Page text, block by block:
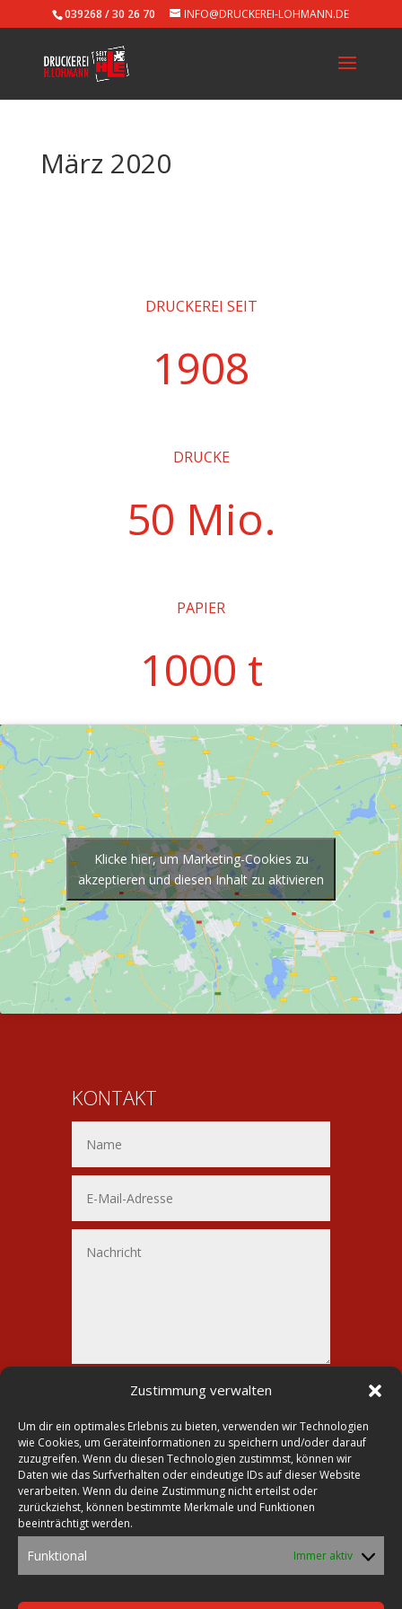
Zustimmung verwalten
Um dir ein optimales Erlebnis zu bieten, verwenden wir Technologien
wie Cookies, um Geräteinformationen zu speichern und/oder darauf
zuzugreifen. Wenn du diesen Technologien zustimmst, können wir
Daten wie das Surfverhalten oder eindeutige IDs auf dieser Website
verarbeiten. Wenn du deine Zustimmung nicht erteilst oder
zurückziehst, können bestimmte Merkmale und Funktionen
beeinträchtigt werden.
Funktional Immer aktiv
039268 / 30 26 70 INFO@DRUCKEREI-LOHMANN.DE
März 2020
DRUCKEREI SEIT
1908
DRUCKE
50 Mio.
PAPIER
1000 t
Klicke hier, um Marketing-Cookies zu
akzeptieren und diesen Inhalt zu aktivieren
KONTAKT
8 + 7= Senden
 Druckerei Lohmann

Markt 23
39435 Egeln